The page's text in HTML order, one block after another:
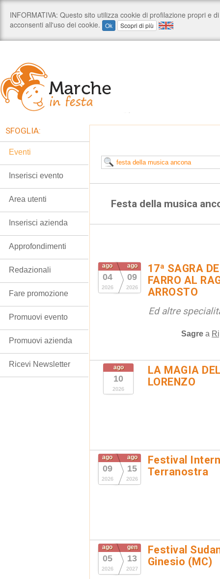
Festa della musica
ago
04
2026
ago
09
2026
17ª SAGRA
FARRO AL
ARROSTO
Ed altre
Sagre a
ago
10
2026
LA MAGIA
LORENZO
ago
09
2026
ago
15
2026
Festival
Terranostra
ago
05
2026
gen
13
2027
Festival
Ginesio (MC)
SFOGLIA:
Eventi
Inserisci evento
Area utenti
Inserisci azienda
Approfondimenti
Redazionali
Fare promozione
Promuovi evento
Promuovi azienda
Ricevi Newsletter